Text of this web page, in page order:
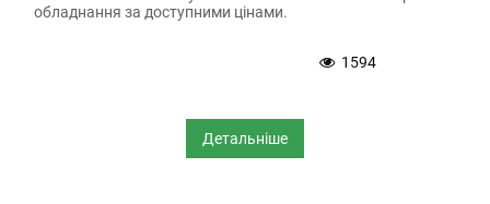
обладнання за доступними цінами.
Детальніше
1594